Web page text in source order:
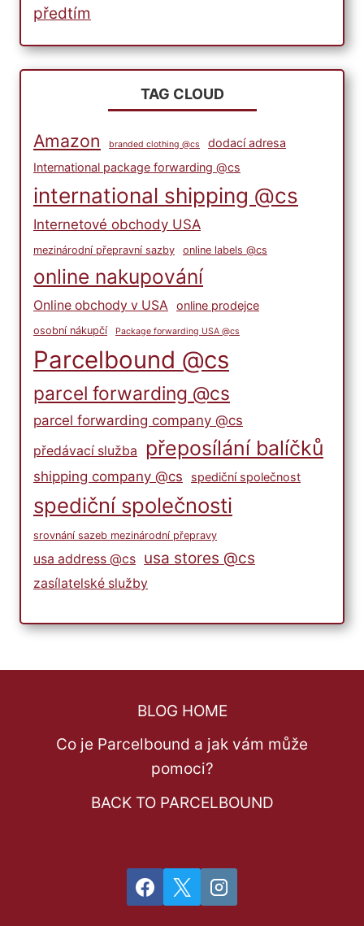
předtím
TAG CLOUD
Amazon branded clothing @cs
dodací adresa
International package forwarding @cs
international shipping @cs
Internetové obchody USA
mezinárodní přepravní sazby online labels @cs
online nakupování
Online obchody v USA online prodejce
osobní nákupčí Package forwarding USA @cs
Parcelbound @cs
parcel forwarding @cs
parcel forwarding company @cs
předávací služba přeposílání balíčků
shipping company @cs spediční společnost
spediční společnosti
srovnání sazeb mezinárodní přepravy
usa address @cs usa stores @cs
zasílatelské služby
BLOG HOME
Co je Parcelbound a jak vám může
pomoci?
BACK TO PARCELBOUND